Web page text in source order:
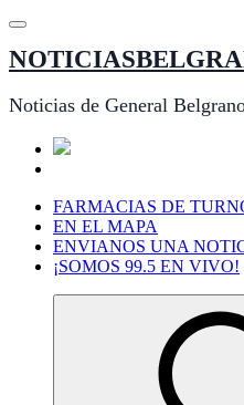
Saltar
contenido
Noticias de General
FARMACIAS DE
EN EL MAPA
ENVIANOS UNA
¡SOMOS 99.5 EN VIVO!